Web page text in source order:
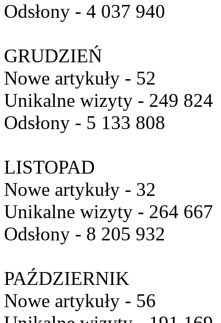
Odsłony - 4 037 940
GRUDZIEŃ
Nowe artykuły - 52
Unikalne wizyty - 249 824
Odsłony - 5 133 808
LISTOPAD
Nowe artykuły - 32
Unikalne wizyty - 264 667
Odsłony - 8 205 932
PAŹDZIERNIK
Nowe artykuły - 56